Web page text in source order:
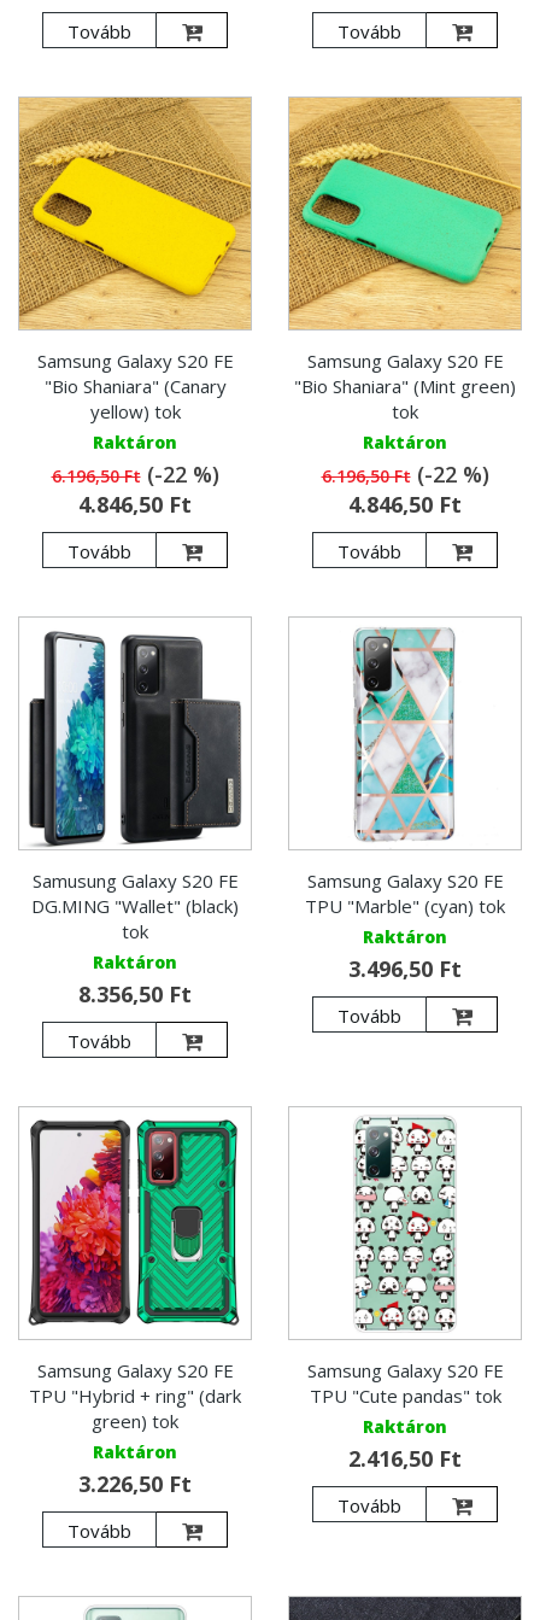
Tovább Tovább
Samsung Galaxy S20 FE
"Bio Shaniara" (Canary
yellow) tok
Raktáron
6.196,50 Ft(-22 %)
4.846,50 Ft
Tovább
Samsung Galaxy S20 FE
"Bio Shaniara" (Mint green)
tok
Raktáron
6.196,50 Ft(-22 %)
4.846,50 Ft
Tovább
Samusung Galaxy S20 FE
DG.MING "Wallet" (black)
tok
Raktáron
8.356,50 Ft
Tovább
Samsung Galaxy S20 FE
TPU "Marble" (cyan) tok
Raktáron
3.496,50 Ft
Tovább
Samsung Galaxy S20 FE
TPU "Hybrid + ring" (dark
green) tok
Raktáron
3.226,50 Ft
Tovább
Samsung Galaxy S20 FE
TPU "Cute pandas" tok
Raktáron
2.416,50 Ft
Tovább